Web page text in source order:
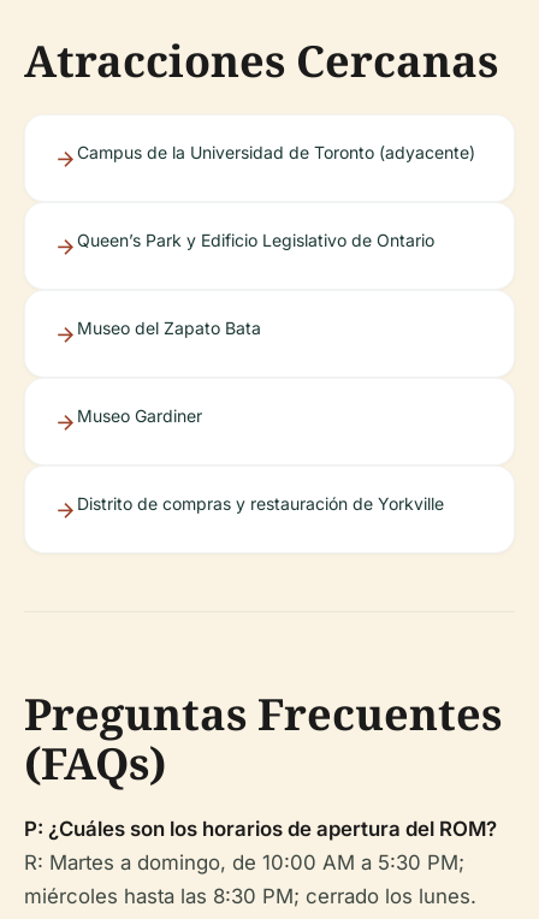
Atracciones Cercanas
Campus de la Universidad de Toronto (adyacente)
Queen’s Park y Edificio Legislativo de Ontario
Museo del Zapato Bata
Museo Gardiner
Distrito de compras y restauración de Yorkville
Preguntas Frecuentes
(FAQs)
P: ¿Cuáles son los horarios de apertura del ROM?
R: Martes a domingo, de 10:00 AM a 5:30 PM;
miércoles hasta las 8:30 PM; cerrado los lunes.